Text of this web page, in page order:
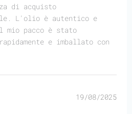
di acquisto
L'olio è autentico e
mio pacco è stato
e imballato con
19/08/2025